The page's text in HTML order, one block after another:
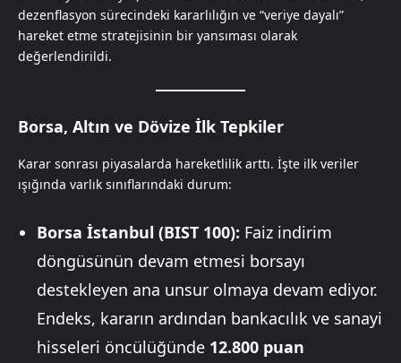
dezenflasyon sürecindeki kararlılığın ve “veriye dayalı”
hareket etme stratejisinin bir yansıması olarak
değerlendirildi.
Borsa, Altın ve Dövize İlk Tepkiler
Karar sonrası piyasalarda hareketlilik arttı. İşte ilk veriler
ışığında varlık sınıflarındaki durum:
Borsa İstanbul (BIST 100): Faiz indirim
döngüsünün devam etmesi borsayı
destekleyen ana unsur olmaya devam ediyor.
Endeks, kararın ardından bankacılık ve sanayi
hisseleri öncülüğünde 12.800 puan